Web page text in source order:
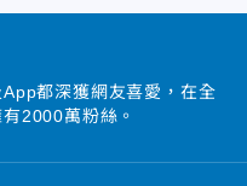
都深獲網友喜愛，在全
2000萬粉絲。